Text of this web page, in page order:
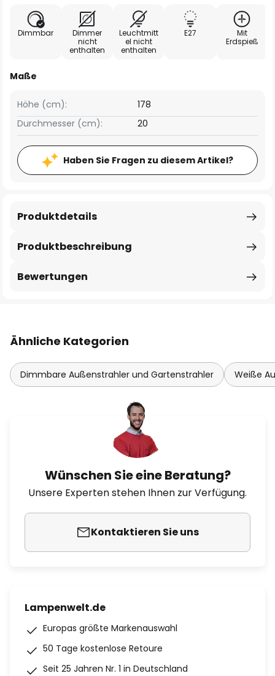
Dimmbar
Dimmer
nicht
enthalten
Leuchtmitt
el nicht
enthalten
E27
Mit
Erdspieß
Maße
Höhe (cm):
178
Durchmesser (cm):
20
Haben Sie Fragen zu diesem Artikel?
Produktbeschreibung
Produktdetails
Bewertungen
Ähnliche Kategorien
Dimmbare Außenstrahler und Gartenstrahler Weiße
Wünschen Sie eine Beratung?
Unsere Experten stehen Ihnen zur Verfügung.
Kontaktieren Sie uns
Lampenwelt.de
Europas größte Markenauswahl
50 Tage kostenlose Retoure
Seit 25 Jahren Nr. 1 in Deutschland